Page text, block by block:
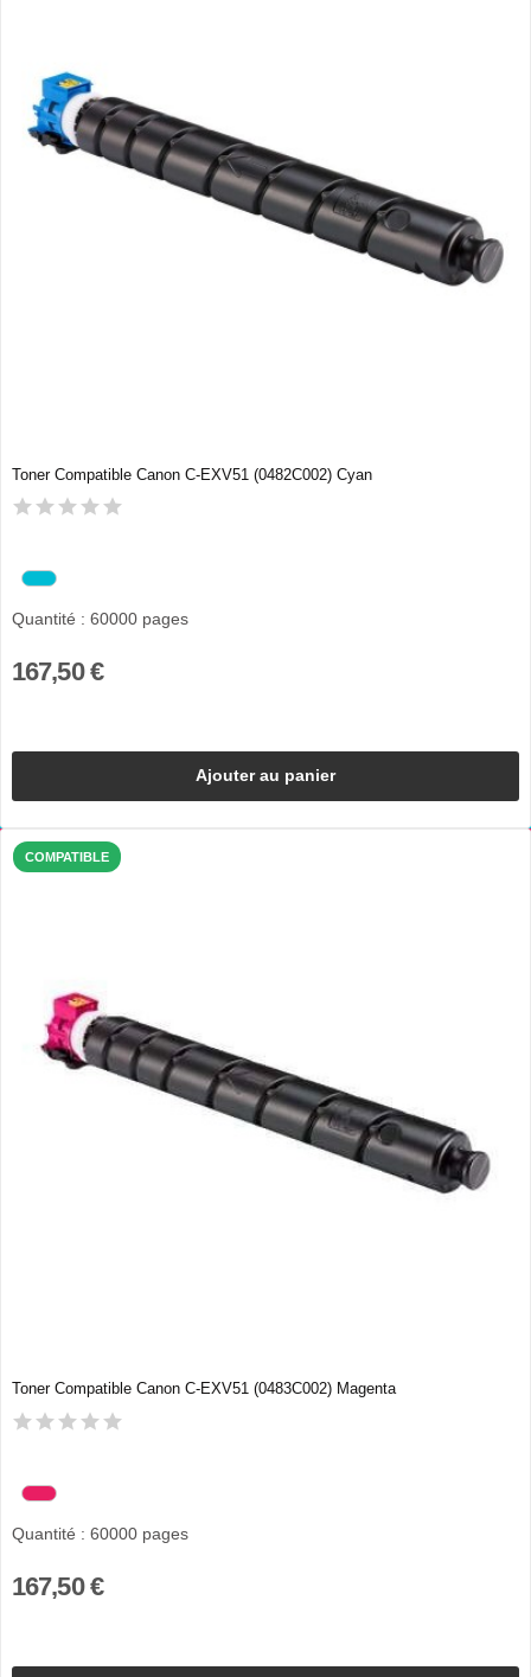
Toner Compatible Canon C-EXV51 (0482C002) Cyan
Quantité : 60000 pages
167,50 €
Ajouter au panier
COMPATIBLE
Toner Compatible Canon C-EXV51 (0483C002) Magenta
Quantité : 60000 pages
167,50 €